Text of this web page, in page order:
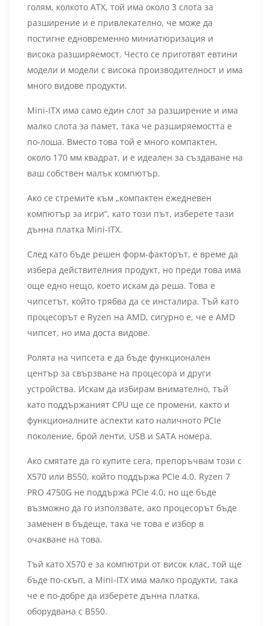
голям, колкото ATX, той има около 3 слота за
разширение и е привлекателно, че може да
постигне едновременно миниатюризация и
висока разширяемост. Често се приготвят евтини
модели и модели с висока производителност и има
много видове продукти.
Mini-ITX има само един слот за разширение и има
малко слота за памет, така че разширяемостта е
по-лоша. Вместо това той е много компактен,
около 170 мм квадрат, и е идеален за създаване на
ваш собствен малък компютър.
Ако се стремите към „компактен ежедневен
компютър за игри“, като този път, изберете тази
дънна платка Mini-ITX.
След като бъде решен форм-факторът, е време да
избера действителния продукт, но преди това има
още едно нещо, което искам да реша. Това е
чипсетът, който трябва да се инсталира. Тъй като
процесорът е Ryzen на AMD, сигурно е, че е AMD
чипсет, но има доста видове.
Ролята на чипсета е да бъде функционален
център за свързване на процесора и други
устройства. Искам да избирам внимателно, тъй
като поддържаният CPU ще се промени, както и
функционалните аспекти като наличното PCIe
поколение, брой ленти, USB и SATA номера.
Ако смятате да го купите сега, препоръчвам този с
X570 или B550, който поддържа PCIe 4.0. Ryzen 7
PRO 4750G не поддържа PCIe 4.0, но ще бъде
възможно да го използвате, ако процесорът бъде
заменен в бъдеще, така че това е избор в
очакване на това.
Тъй като X570 е за компютри от висок клас, той ще
бъде по-скъп, а Mini-ITX има малко продукти, така
че е по-добре да изберете дънна платка,
оборудвана с B550.